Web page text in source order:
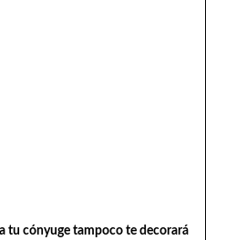
tu cónyuge tampoco te decorará